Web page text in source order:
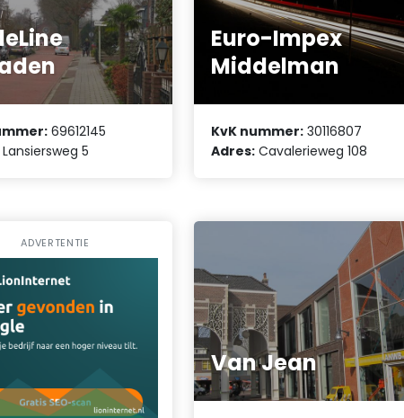
69612145
Lansiersweg 5
Euro-Impex
Middelman
KvK nummer: 30116807
Adres: Cavalerieweg 108
ADVERTENTIE
Van Jean